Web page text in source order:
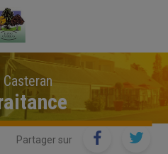
Casteran
Partager sur